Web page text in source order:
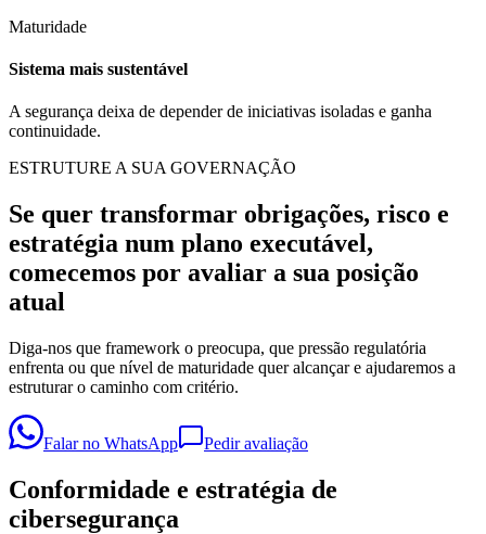
Maturidade
Sistema mais sustentável
A segurança deixa de depender de iniciativas isoladas e ganha
continuidade.
ESTRUTURE A SUA GOVERNAÇÃO
Se quer transformar obrigações, risco e
estratégia num plano executável,
comecemos por avaliar a sua posição
atual
Diga-nos que framework o preocupa, que pressão regulatória
enfrenta ou que nível de maturidade quer alcançar e ajudaremos a
estruturar o caminho com critério.
Falar no WhatsApp Pedir avaliação
Conformidade e estratégia de
cibersegurança